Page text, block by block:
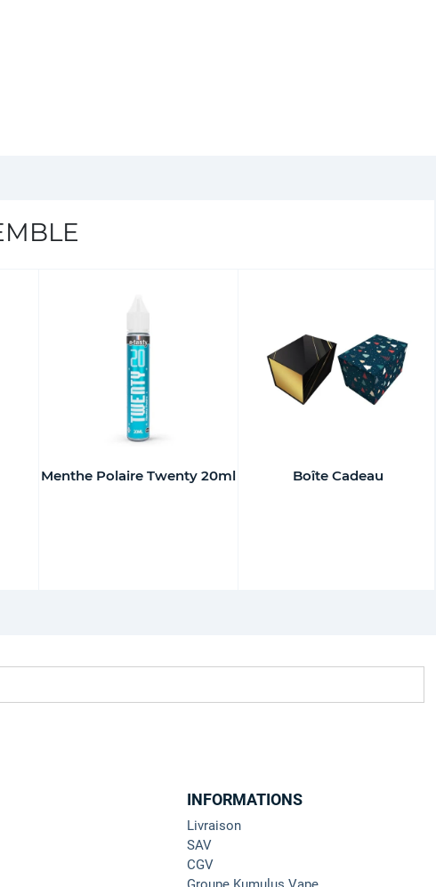
Menthe Polaire Twenty 20ml Boîte Cadeau
INFORMATIONS
Livraison
SAV
CGV